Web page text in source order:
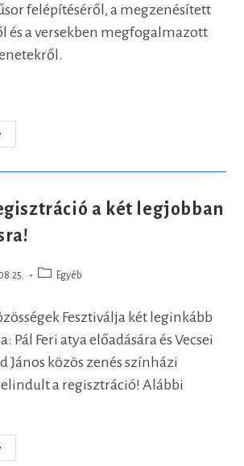
felépítéséről, a megzenésített
és a versekben megfogalmazott
a két legjobban
Post Egyéb
Fesztiválja két leginkább
Pál Feri atya előadására és Vecsei
János közös zenés színházi
a regisztráció! Alábbi